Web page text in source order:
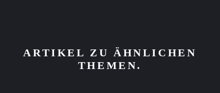
ARTIKEL ZU ÄHNLICHEN
THEMEN.